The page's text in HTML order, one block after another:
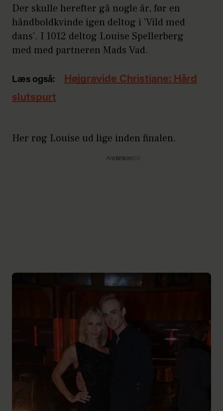
Der skulle herefter gå nogle år, før en
håndboldkvinde igen deltog i 'Vild med
dans'. I 1012 deltog Louise Spellerberg
med med partneren Mads Vad.
Læs også:
Højgravide Christiane: Hård
slutspurt
Her røg Louise ud lige inden finalen.
Annonce